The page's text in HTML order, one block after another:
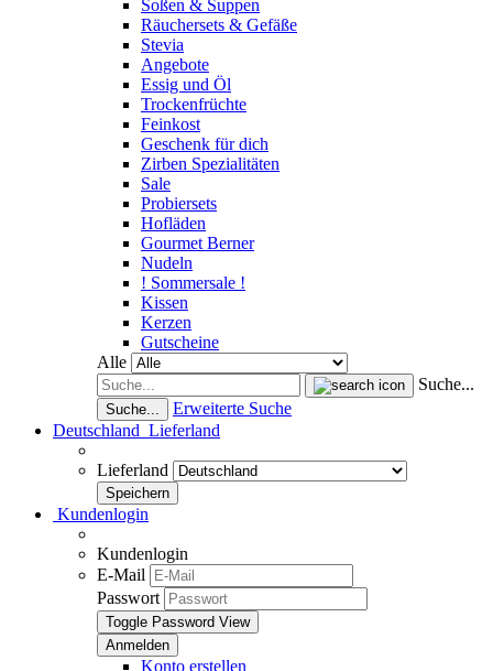
Soßen & Suppen
Räuchersets & Gefäße
Stevia
Angebote
Essig und Öl
Trockenfrüchte
Feinkost
Geschenk für dich
Zirben Spezialitäten
Sale
Probiersets
Hofläden
Gourmet Berner
Nudeln
! Sommersale !
Kissen
Kerzen
Gutscheine
Alle
Suche...
Suche...
Erweiterte Suche
Deutschland Lieferland
Lieferland
Kundenlogin
Kundenlogin
E-Mail
Passwort
Toggle Password View
Konto erstellen